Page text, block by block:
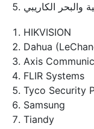
والبحر الكاريبي
HIKVISION
Dahua
Axis
FLIR Systems
Tyco Security
Samsung
Tiandy